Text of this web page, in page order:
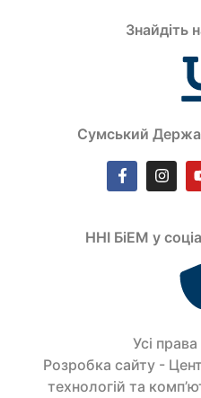
Знайдіть
Сумський
ННІ БіЕМ у
Усi
Розробка сайту -
технологій та